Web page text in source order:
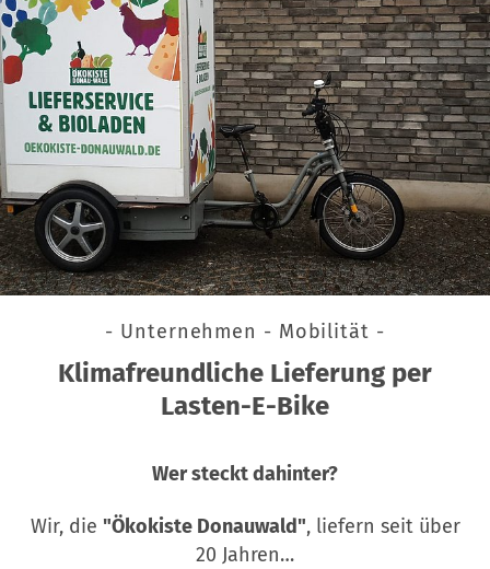
- Unternehmen - Mobilität -
Klimafreundliche Lieferung per
Lasten-E-Bike
Wer steckt dahinter?
Wir, die "Ökokiste Donauwald", liefern seit über
20 Jahren…